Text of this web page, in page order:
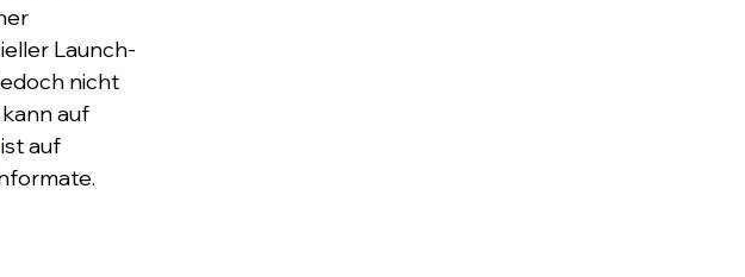
Launch-
nicht
auf
ist auf